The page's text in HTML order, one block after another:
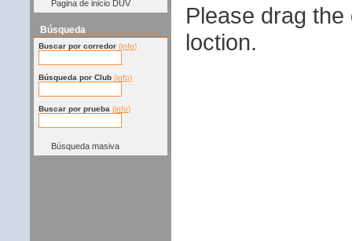
Pagina de inicio DUV
Búsqueda
Buscar por corredor (info)
Búsqueda por Club (info)
Buscar por prueba (info)
Búsqueda masiva
Please drag
loction.